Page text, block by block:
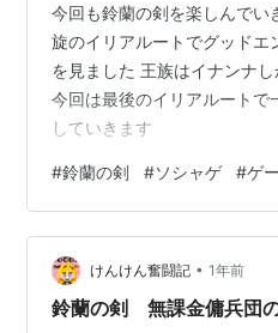
今回も鈴蘭の剣を楽しんでい
旋のイリアルートでグッドエ
を見ました 王族はイナンナ
今回は最後のイリアルートで
していきます
#鈴蘭の剣 #ソシャゲ #ゲ
けんけん奮闘記 • 1年前
鈴蘭の剣 無課金傭兵団